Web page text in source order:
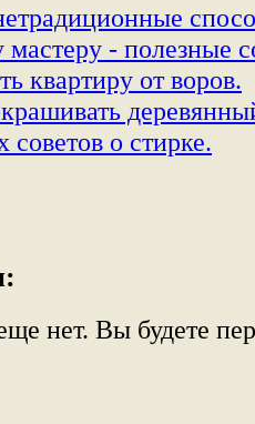
- полезные
квартиру от воров.
советов о стирке.
нет. Вы будете